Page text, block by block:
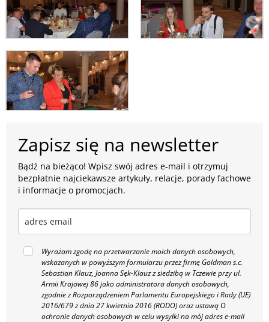
Zapisz się na newsletter
Bądź na bieżąco! Wpisz swój adres e-mail i otrzymuj
bezpłatnie najciekawsze artykuły, relacje, porady fachowe
i informacje o promocjach.
Wyrażam zgodę na przetwarzanie moich danych osobowych,
wskazanych w powyższym formularzu przez firmę Goldman s.c.
Sebastian Klauz, Joanna Sęk-Klauz z siedzibą w Tczewie przy ul.
Armii Krajowej 86 jako administratora danych osobowych,
zgodnie z Rozporządzeniem Parlamentu Europejskiego i Rady (UE)
2016/679 z dnia 27 kwietnia 2016 (RODO) oraz ustawą O
ochronie danych osobowych w celu wysyłki na mój adres e-mail